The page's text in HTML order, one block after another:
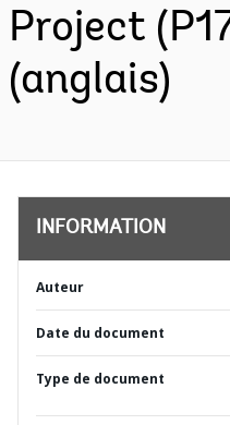
Project
(anglais)
INFORMATION
Auteur
Date du document
Type de document